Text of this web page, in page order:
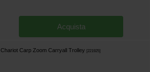
Acquista
Chariot Carp Zoom Carryall Trolley 221925]